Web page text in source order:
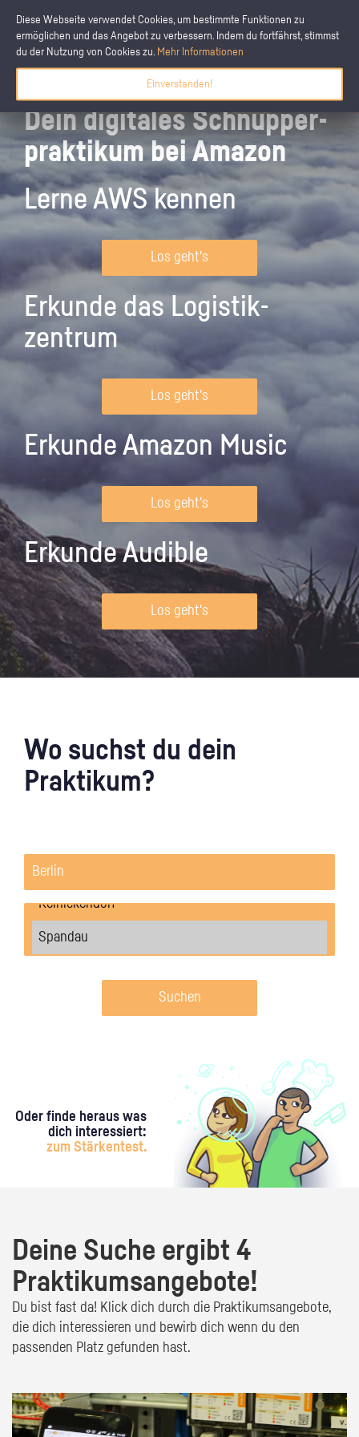
Diese Webseite verwendet Cookies, um bestimmte Funktionen zu
ermöglichen und das Angebot zu verbessern. Indem du fortfährst, stimmst
du der Nutzung von Cookies zu. Mehr Informationen
Einverstanden!
Dein digitales Schnupper­
praktikum bei Amazon
Lerne AWS kennen
Los geht's
Erkunde das Logistik­
zentrum
Los geht's
Erkunde Amazon Music
Los geht's
Erkunde Audible
Los geht's
Wo suchst du dein
Praktikum?
Suchen
Oder finde heraus was
dich interessiert:
zum Stärkentest.
Deine Suche ergibt 4
Praktikumsangebote!
Du bist fast da! Klick dich durch die Praktikumsangebote,
die dich interessieren und bewirb dich wenn du den
passenden Platz gefunden hast.